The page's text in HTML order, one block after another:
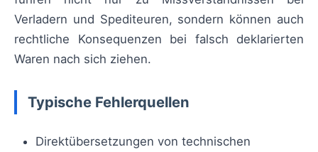
Verladern und Spediteuren, sondern können auch
rechtliche Konsequenzen bei falsch deklarierten
Waren nach sich ziehen.
Typische Fehlerquellen
Direktübersetzungen von technischen